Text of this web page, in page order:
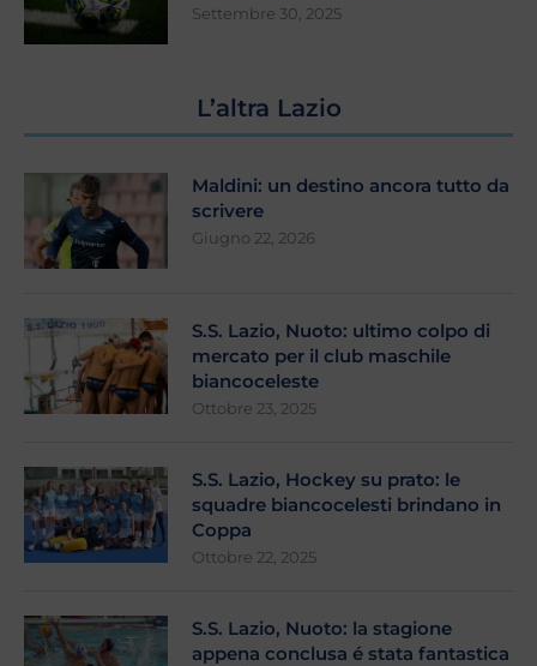
Settembre 30, 2025
L’altra Lazio
Maldini: un destino ancora tutto da
scrivere
Giugno 22, 2026
S.S. Lazio, Nuoto: ultimo colpo di
mercato per il club maschile
biancoceleste
Ottobre 23, 2025
S.S. Lazio, Hockey su prato: le
squadre biancocelesti brindano in
Coppa
Ottobre 22, 2025
S.S. Lazio, Nuoto: la stagione
appena conclusa é stata fantastica